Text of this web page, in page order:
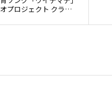
プロジェクト クラウ